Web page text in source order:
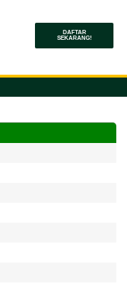
DAFTAR
SEKARANG!